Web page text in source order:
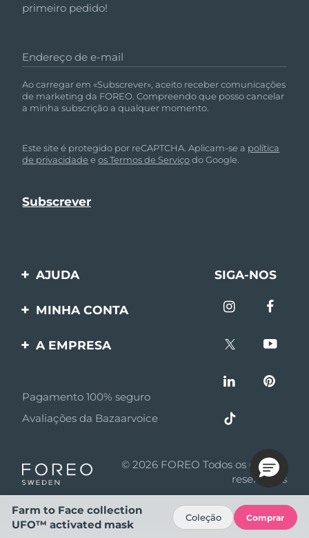
primeiro pedido!
Endereço de e-mail
Ao carregar em «Subscrever», aceito receber comunicações
de marketing da FOREO. Compreendo que posso cancelar
a minha subscrição a qualquer momento.
Este site é protegido por reCAPTCHA. Aplicam-se a política
de privacidade eos Termos de Serviçodo Google.
AJUDA
Entre em contato
SIGA-NOS
MINHA CONTA
Registro de produto
A EMPRESA
Afiliados
Notícias de afiliados
Parceiro minoritário
Termos de uso
Política de privacidade
Pagamento 100% seguro
Avaliações da Bazaarvoice
© 2026 FOREO Todos os direitos
reservados
Farm to Face collection
UFO™ activated mask
Coleção Comprar